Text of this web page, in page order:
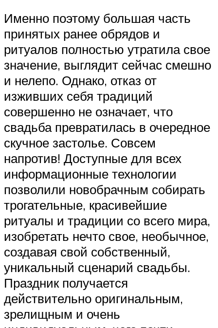
Именно поэтому большая часть
принятых ранее обрядов и
ритуалов полностью утратила свое
значение, выглядит сейчас смешно
и нелепо. Однако, отказ от
изживших себя традиций
совершенно не означает, что
свадьба превратилась в очередное
скучное застолье. Совсем
напротив! Доступные для всех
информационные технологии
позволили новобрачным собирать
трогательные, красивейшие
ритуалы и традиции со всего мира,
изобретать нечто свое, необычное,
создавая свой собственный,
уникальный сценарий свадьбы.
Праздник получается
действительно оригинальным,
зрелищным и очень